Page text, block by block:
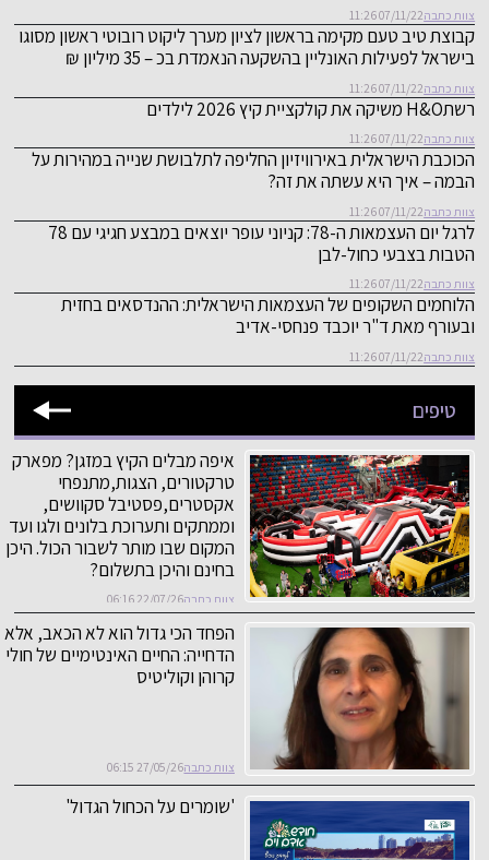
צוות כתבה07/11/22 11:26
קבוצת טיב טעם מקימה בראשון לציון מערך ליקוט רובוטי ראשון מסוגו
בישראל לפעילות האונליין בהשקעה הנאמדת בכ – 35 מיליון ₪
צוות כתבה07/11/22 11:26
רשתH&O משיקה את קולקציית קיץ 2026 לילדים
צוות כתבה07/11/22 11:26
הכוכבת הישראלית באירוויזיון החליפה לתלבושת שנייה במהירות על
הבמה – איך היא עשתה את זה?
צוות כתבה07/11/22 11:26
לרגל יום העצמאות ה-78: קניוני עופר יוצאים במבצע חגיגי עם 78
הטבות בצבעי כחול-לבן
צוות כתבה07/11/22 11:26
הלוחמים השקופים של העצמאות הישראלית: ההנדסאים בחזית
ובעורף מאת ד"ר יוכבד פנחסי-אדיב
צוות כתבה07/11/22 11:26
טיפים
איפה מבלים הקיץ במזגן? מפארק
טרקטורים, הצגות,מתנפחי
אקסטרים,פסטיבל סקוושים,
וממתקים ותערוכת בלונים ולגו ועד
המקום שבו מותר לשבור הכול. היכן
בחינם והיכן בתשלום?
צוות כתבה22/07/26 06:16
הפחד הכי גדול הוא לא הכאב, אלא
הדחייה: החיים האינטימיים של חולי
קרוהן וקוליטיס
צוות כתבה27/05/26 06:15
'שומרים על הכחול הגדול'